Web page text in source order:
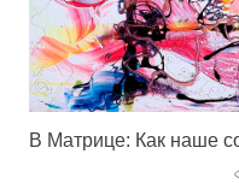
В Матрице: Как наше